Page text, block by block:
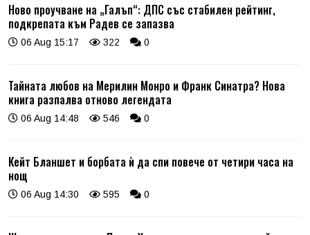
Ново проучване на „Галъп“: ДПС със стабилен рейтинг,
подкрепата към Радев се запазва
06 Aug 15:17 322 0
Тайната любов на Мерилин Монро и Франк Синатра? Нова
книга разпалва отново легендата
06 Aug 14:48 546 0
Кейт Бланшет и борбата ѝ да спи повече от четири часа на
нощ
06 Aug 14:30 595 0